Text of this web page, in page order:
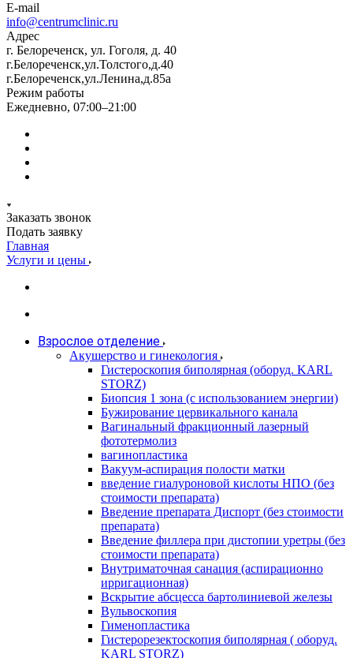
E-mail
info@centrumclinic.ru
Адрес
г. Белореченск, ул. Гоголя, д. 40
г.Белореченск,ул.Толстого,д.40
г.Белореченск,ул.Ленина,д.85а
Режим работы
Ежедневно, 07:00–21:00
Заказать звонок
Подать заявку
Главная
Услуги и цены
Взрослое отделение
Акушерство и гинекология
Гистероскопия биполярная (оборуд. KARL
STORZ)
Биопсия 1 зона (с использованием энергии)
Бужирование цервикального канала
Вагинальный фракционный лазерный
фототермолиз
вагинопластика
Вакуум-аспирация полости матки
введение гиалуроновой кислоты НПО (без
стоимости препарата)
Введение препарата Диспорт (без стоимости
препарата)
Введение филлера при дистопии уретры (без
стоимости препарата)
Внутриматочная санация (аспирационно
ирригационная)
Вскрытие абсцесса бартолиниевой железы
Вульвоскопия
Гименопластика
Гистерорезектоскопия биполярная ( оборуд.
KARL STORZ)